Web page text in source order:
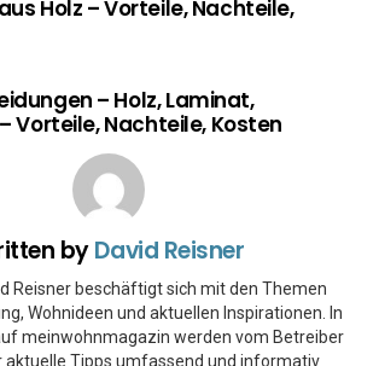
Holz – Vorteile, Nachteile,
– Holz, Laminat,
Vorteile, Nachteile, Kosten
byDavid Reisner
Reisner beschäftigt sich mit den Themen
Wohnideen und aktuellen Inspirationen. In
meinwohnmagazin werden vom Betreiber
aktuelle Tipps umfassend und informativ